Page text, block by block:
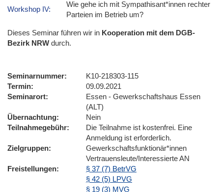
Workshop IV:
Wie gehe ich mit Sympathisant*innen rechter
Parteien im Betrieb um?
Dieses Seminar führen wir in Kooperation mit dem DGB-
Bezirk NRW durch.
Seminarnummer
K10-218303-115
Termin
09.09.2021
Seminarort
Essen - Gewerkschaftshaus Essen
(ALT)
Übernachtung
Nein
Teilnahmegebühr
Die Teilnahme ist kostenfrei. Eine
Anmeldung ist erforderlich.
Zielgruppen
Gewerkschaftsfunktionär*innen
Vertrauensleute/Interessierte AN
Freistellungen
§ 37 (7) BetrVG
§ 42 (5) LPVG
§ 19 (3) MVG